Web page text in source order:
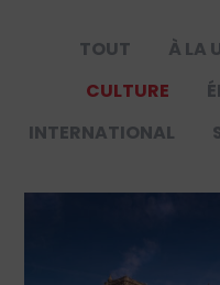
TOUT À LA
CULTURE
INTERNATIONAL